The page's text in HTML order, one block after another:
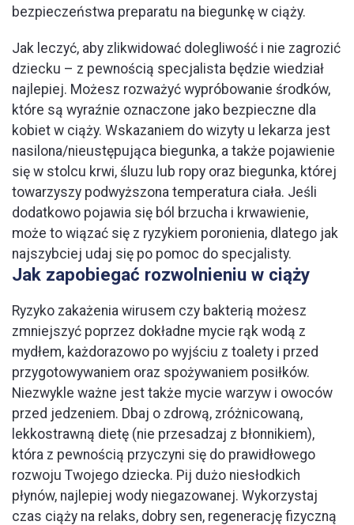
bezpieczeństwa preparatu na biegunkę w ciąży.
Jak leczyć, aby zlikwidować dolegliwość i nie zagrozić
dziecku – z pewnością specjalista będzie wiedział
najlepiej. Możesz rozważyć wypróbowanie środków,
które są wyraźnie oznaczone jako bezpieczne dla
kobiet w ciąży. Wskazaniem do wizyty u lekarza jest
nasilona/nieustępująca biegunka, a także pojawienie
się w stolcu krwi, śluzu lub ropy oraz biegunka, której
towarzyszy podwyższona temperatura ciała. Jeśli
dodatkowo pojawia się ból brzucha i krwawienie,
może to wiązać się z ryzykiem poronienia, dlatego jak
najszybciej udaj się po pomoc do specjalisty.
Jak zapobiegać rozwolnieniu w ciąży
Ryzyko zakażenia wirusem czy bakterią możesz
zmniejszyć poprzez dokładne mycie rąk wodą z
mydłem, każdorazowo po wyjściu z toalety i przed
przygotowywaniem oraz spożywaniem posiłków.
Niezwykle ważne jest także mycie warzyw i owoców
przed jedzeniem. Dbaj o zdrową, zróżnicowaną,
lekkostrawną dietę (nie przesadzaj z błonnikiem),
która z pewnością przyczyni się do prawidłowego
rozwoju Twojego dziecka. Pij dużo niesłodkich
płynów, najlepiej wody niegazowanej. Wykorzystaj
czas ciąży na relaks, dobry sen, regenerację fizyczną